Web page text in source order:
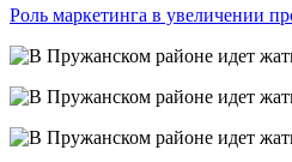
Роль маркетинга в увеличении